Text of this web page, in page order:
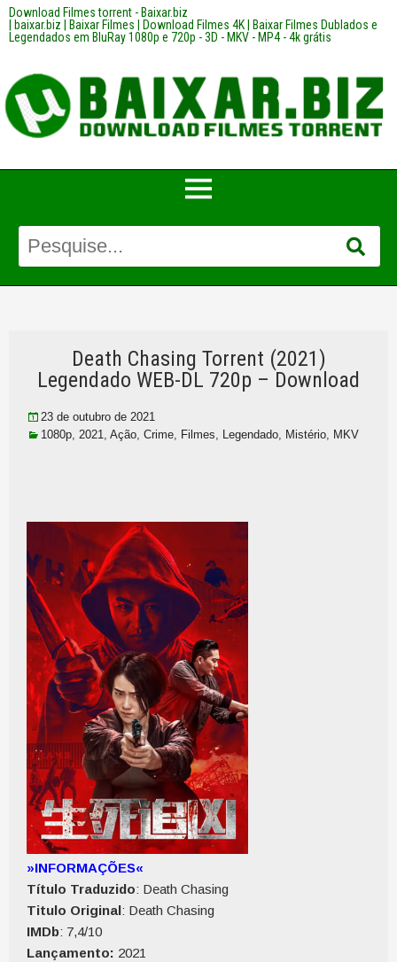
Download Filmes torrent - Baixar.biz
| baixar.biz | Baixar Filmes | Download Filmes 4K | Baixar Filmes Dublados e
Legendados em BluRay 1080p e 720p - 3D - MKV - MP4 - 4k grátis
Death Chasing Torrent (2021)
Legendado WEB-DL 720p – Download
23 de outubro de 2021
1080p, 2021, Ação, Crime, Filmes, Legendado, Mistério, MKV
»INFORMAÇÕES«
Título Traduzido: Death Chasing
Titulo Original: Death Chasing
IMDb: 7,4/10
Lançamento: 2021